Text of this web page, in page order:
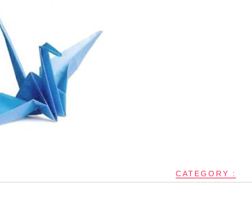
CATEGORY :